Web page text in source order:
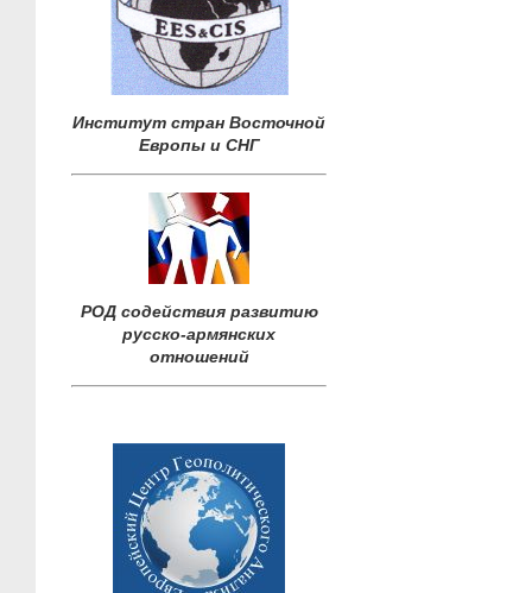
Институт стран Восточной
Европы и СНГ
РОД содействия развитию
русско-армянских
отношений